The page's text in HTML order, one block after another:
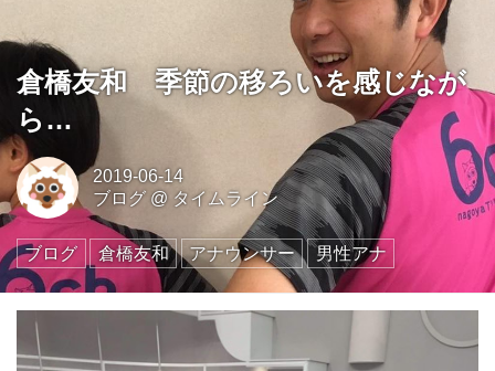
倉橋友和 季節の移ろいを感じなが
ら…
2019-06-14
ブログ@ タイムライン
ブログ 倉橋友和 アナウンサー 男性アナ